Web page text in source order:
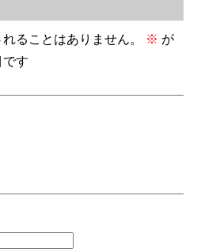
ることはありません。 ※ が
です